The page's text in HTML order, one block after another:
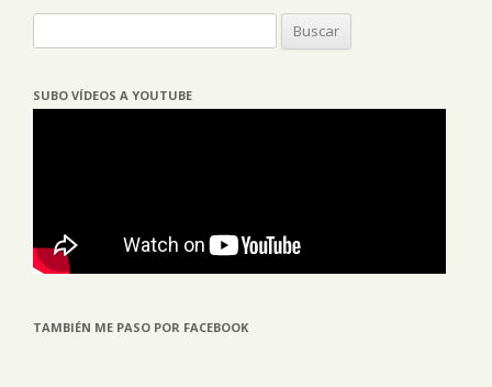
SUBO VÍDEOS A YOUTUBE
TAMBIÉN ME PASO POR FACEBOOK